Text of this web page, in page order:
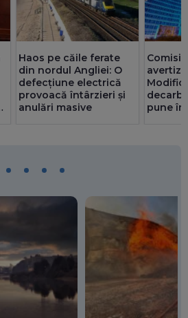
Haos pe căile ferate
din nordul Angliei: O
defecțiune electrică
provoacă întârzieri și
anulări masive
pune